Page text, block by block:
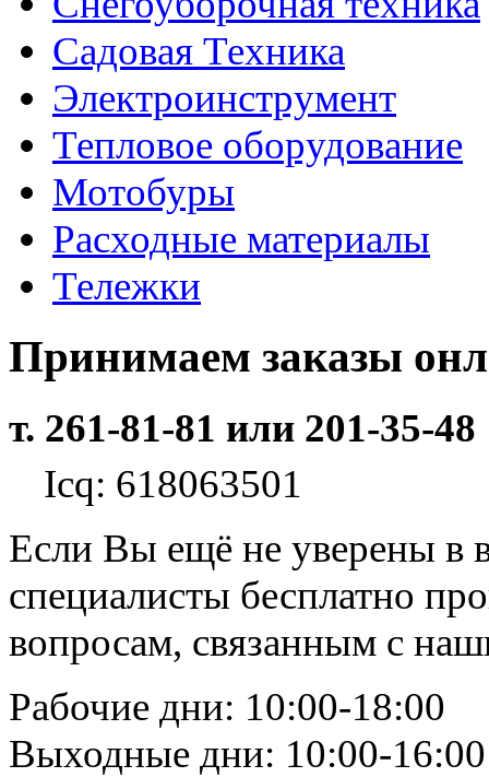
Садовая Техника
Электроинструмент
Тепловое оборудование
Мотобуры
Расходные материалы
Тележки
Принимаем заказы
т. 261-81-81 или 201-35-48
Icq: 618063501
Если Вы ещё не уверены в
специалисты бесплатно
вопросам, связанным с
Рабочие дни: 10:00-18:00
Выходные дни: 10:00-16:00